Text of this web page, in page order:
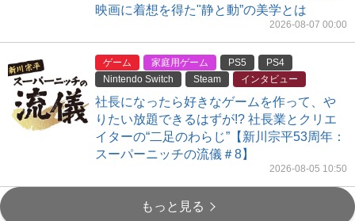
映画に着想を得た"静と動”の美学とは
2026-08-07 00:00
ゲーム 家庭用ゲーム PS5
PS4
Nintendo Switch
Steam インタビュー
社長になったら好きなゲームを作って、や
りたい放題できるはずが!? 社長業とクリエ
イターの“二足のわらじ”【新川宗平53周年：
スーパーニッチの流儀＃8】
2026-08-05 10:50
もっと見る